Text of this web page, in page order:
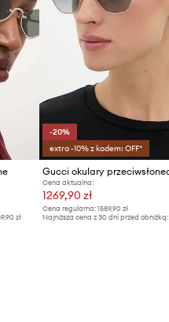
ID Produktu
zł
-20%
extra -10% z kodem: OFF*
Cena aktualna:
1269,90 zł
Cena regularna: 1589,90 zł
Najniższa cena z 30 dni przed obniżką: